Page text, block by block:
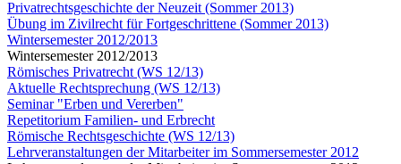
Privatrechtsgeschichte der Neuzeit (Sommer 2013)
Übung im Zivilrecht für Fortgeschrittene (Sommer 2013)
Wintersemester 2012/2013
Wintersemester 2012/2013
Römisches Privatrecht (WS 12/13)
Aktuelle Rechtsprechung (WS 12/13)
Seminar "Erben und Vererben"
Repetitorium Familien- und Erbrecht
Römische Rechtsgeschichte (WS 12/13)
Lehrveranstaltungen der Mitarbeiter im Sommersemester 2012